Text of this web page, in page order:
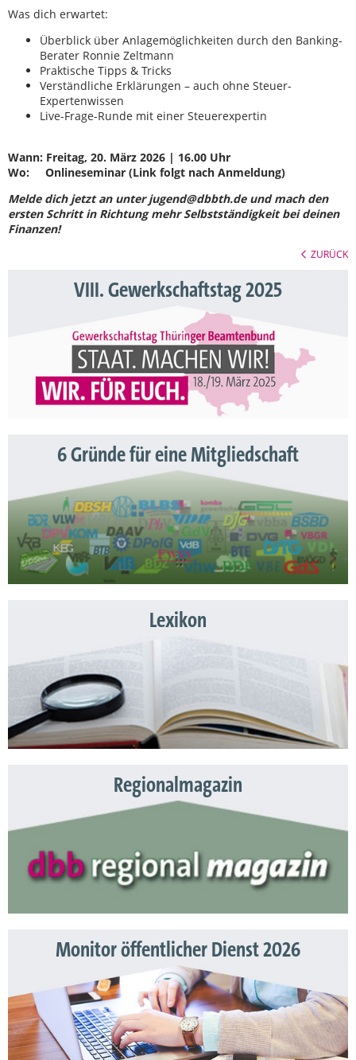
Was dich erwartet:
Überblick über Anlagemöglichkeiten durch den Banking-
Berater Ronnie Zeltmann
Praktische Tipps & Tricks
Verständliche Erklärungen – auch ohne Steuer-
Expertenwissen
Live-Frage-Runde mit einer Steuerexpertin
Wann: Freitag, 20. März 2026 | 16.00 Uhr
Wo: Onlineseminar (Link folgt nach Anmeldung)
Melde dich jetzt an unter jugend@dbbth.de und mach den
ersten Schritt in Richtung mehr Selbstständigkeit bei deinen
Finanzen!
ZURÜCK
VIII. Gewerkschaftstag 2025
6 Gründe für eine Mitgliedschaft
Lexikon
Regionalmagazin
Monitor öffentlicher Dienst 2026